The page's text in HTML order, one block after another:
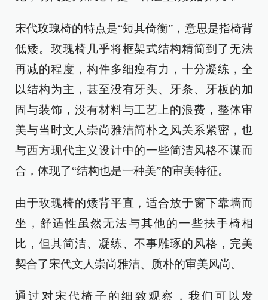
宋代玫瑰椅的特点是“短其倚衡”，意思是指椅背
低矮。玫瑰椅几乎将框架式结构精简到了无法
再减的程度，构件多细瘦有力，十分凝练，全
以结构为主，甚至没有牙头、牙条、牙板的加
固与装饰，没有材料与工艺上的浪费，整体审
美与当时文人崇尚雅洁简朴之风关系紧密，也
与西方现代主义设计中的一些简洁风格不谋而
合，体现了“结构也是一种美”的审美特征。
由于玫瑰椅的矮背平直，适合放于窗下靠墙而
坐，舒适性虽然无法与其他的一些扶手椅相
比，但其简洁、凝练、不事雕琢的风格，完美
契合了宋代文人崇尚雅洁、质朴的审美风尚。
通过对宋代椅子的细致观察，我们可以发